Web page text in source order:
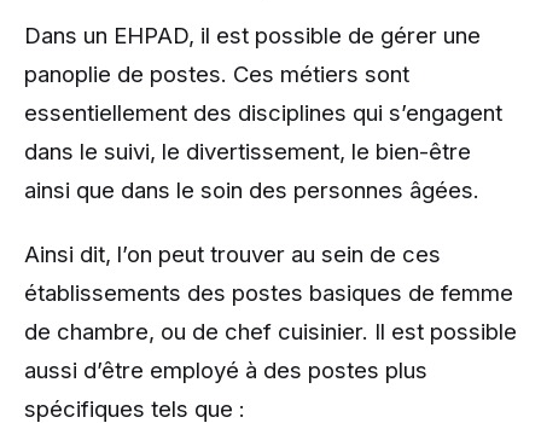
Dans un EHPAD, il est possible de gérer une
panoplie de postes. Ces métiers sont
essentiellement des disciplines qui s’engagent
dans le suivi, le divertissement, le bien-être
ainsi que dans le soin des personnes âgées.
Ainsi dit, l’on peut trouver au sein de ces
établissements des postes basiques de femme
de chambre, ou de chef cuisinier. Il est possible
aussi d’être employé à des postes plus
spécifiques tels que :